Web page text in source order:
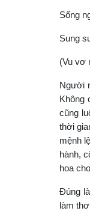
Sống
Sung
(Vu vơ
Người
Không
cũng
thời
mệnh
hành,
hoa
Đúng
làm